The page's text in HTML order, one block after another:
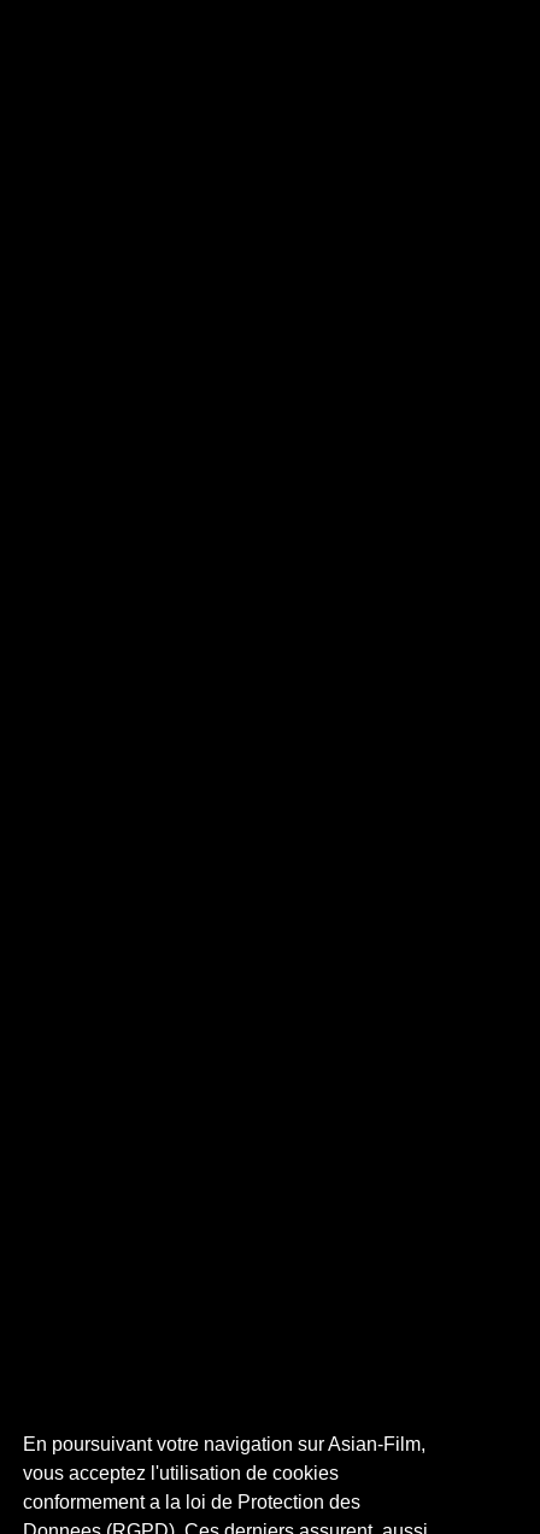
En poursuivant votre navigation sur Asian-Film,
vous acceptez l'utilisation de cookies
conformement a la loi de Protection des